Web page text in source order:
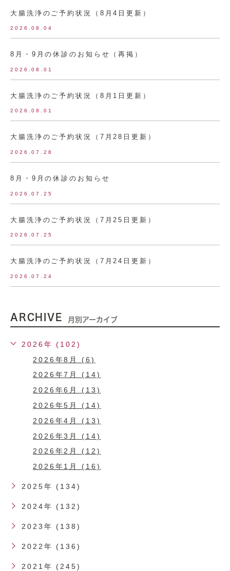
大腸洗浄のご予約状況（8月4日更新）
2026.08.04
8月・9月の休診のお知らせ（再掲）
2026.08.01
大腸洗浄のご予約状況（8月1日更新）
2026.08.01
大腸洗浄のご予約状況（7月28日更新）
2026.07.28
8月・9月の休診のお知らせ
2026.07.25
大腸洗浄のご予約状況（7月25日更新）
2026.07.25
大腸洗浄のご予約状況（7月24日更新）
2026.07.24
ARCHIVE 月別アーカイブ
2026年 (102)
2026年8月 (6)
2026年7月 (14)
2026年6月 (13)
2026年5月 (14)
2026年4月 (13)
2026年3月 (14)
2026年2月 (12)
2026年1月 (16)
2025年 (134)
2024年 (132)
2023年 (138)
2022年 (136)
2021年 (245)